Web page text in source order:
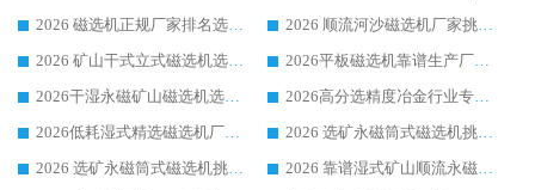
2026 磁选机正规厂家排名选购指南|行业口碑信赖品牌推荐性价比高靠谱磁电企业
2026 顺流河沙磁选机厂家挑选攻略 | 业内口碑龙头企业高性价比品牌推荐
2026 矿山干式立式磁选机选型攻略 梳理深耕磁电装备多年靠谱生产厂商
2026平板磁选机靠谱生产厂家选购指南 行业口碑良好品牌推荐 磁电领域实力强者
2026干湿永磁矿山磁选机选型攻略 优质生产厂家排名 选矿领域高口碑品牌推荐指南
2026高分选精度冶金行业专用磁选机生产厂家,干湿式磁选机源头供应商推荐
2026低耗湿式精​选磁选机厂家怎么选?湿式精选磁选机供应商，行业认可度较高生产厂家华体会手机网页版-华体会(中国) 全面解析
2026 选矿永磁筒式磁选机挑选指南 华体会手机网页版-华体会(中国) 推荐品牌行业口碑佳实力突出
2026 选矿永磁筒式磁选机挑选干货：华体会手机网页版-华体会(中国) 源头厂，绿色高效实力出众
2026 靠谱湿式矿山顺流永磁筒式磁选机选购，国内专业生产厂家华体会手机网页版-华体会(中国) 综合实力出众